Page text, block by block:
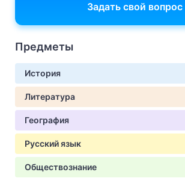
Задать свой вопрос
Предметы
История
Литература
География
Русский язык
Обществознание